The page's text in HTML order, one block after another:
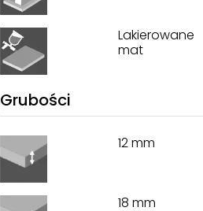
Lakierowane
mat
Grubości
12 mm
18 mm